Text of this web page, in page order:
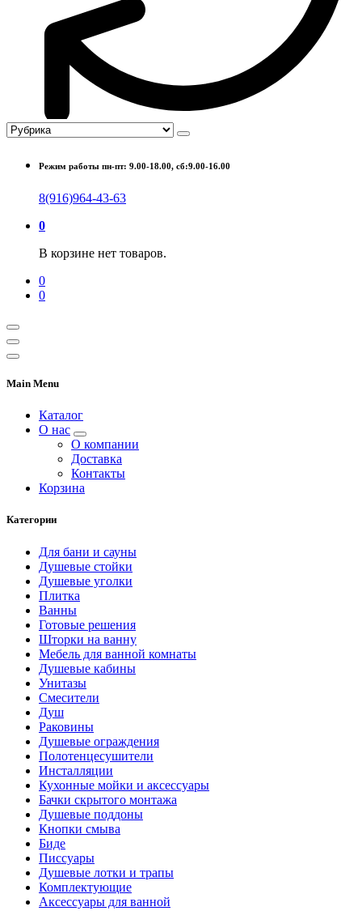
Режим работы пн-пт: 9.00-18.00, сб:9.00-16.00
8(916)964-43-63
0
В корзине нет товаров.
0
0
Main Menu
Каталог
О нас
О компании
Доставка
Контакты
Корзина
Категории
Для бани и сауны
Душевые стойки
Душевые уголки
Плитка
Ванны
Готовые решения
Шторки на ванну
Мебель для ванной комнаты
Душевые кабины
Унитазы
Смесители
Душ
Раковины
Душевые ограждения
Полотенцесушители
Инсталляции
Кухонные мойки и аксессуары
Бачки скрытого монтажа
Душевые поддоны
Кнопки смыва
Биде
Писсуары
Душевые лотки и трапы
Комплектующие
Аксессуары для ванной